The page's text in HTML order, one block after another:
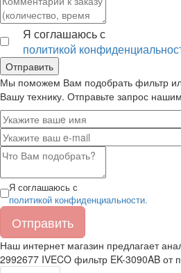
Я соглашаюсь с
политикой
Мы поможем Вам подобрать фильтр
Вашу технику. Отправьте запрос
Я соглашаюсь с
политикой конфиденциальности.
Наш интернет магазин предлагает
2992677 IVECO фильтр EK-3090AB от